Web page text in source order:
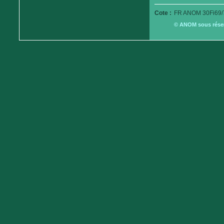
Cote : FR ANOM 30Fi69/
© ANOM sous